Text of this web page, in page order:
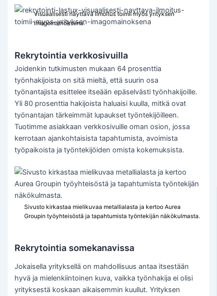
Visuaalisesti näyttävä ilmoitus toimii myös yrityksen
imagomainoksena.
Rekrytointia verkkosivuilla
Joidenkin tutkimusten mukaan 64 prosenttia
työnhakijoista on sitä mieltä, että suurin osa
työnantajista esittelee itseään epäselvästi työnhakijoille.
Yli 80 prosenttia hakijoista haluaisi kuulla, mitkä ovat
työnantajan tärkeimmät lupaukset työntekijöilleen.
Tuotimme asiakkaan verkkosivuille oman osion, jossa
kerrotaan ajankohtaisista tapahtumista, avoimista
työpaikoista ja työntekijöiden omista kokemuksista.
Sivusto kirkastaa mielikuvaa metallialasta ja kertoo Aurea
Groupin työyhteisöstä ja tapahtumista työntekijän näkökulmasta.
Rekrytointia somekanavissa
Jokaisella yrityksellä on mahdollisuus antaa itsestään
hyvä ja mielenkiintoinen kuva, vaikka työnhakija ei olisi
yrityksestä koskaan aikaisemmin kuullut. Yrityksen